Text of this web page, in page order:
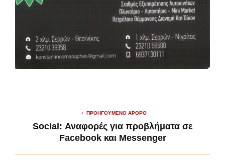
ΠΡΟΗΓΟΎΜΕΝΟ ΆΡΘΡΟ
Social: Αναφορές για προβλήματα σε
Facebook και Messenger